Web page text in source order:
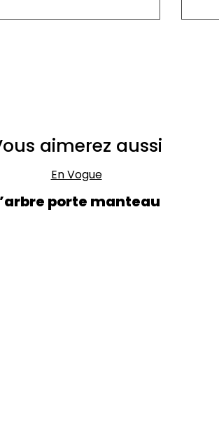
aimerez aussi
En Vogue
porte manteau